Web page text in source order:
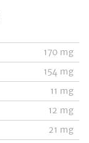
170 mg
154 mg
11 mg
12 mg
21 mg